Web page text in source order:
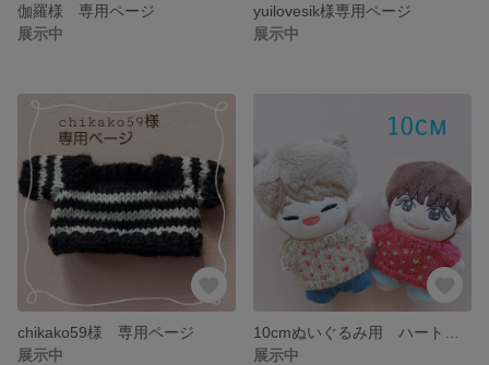
伽羅様 専用ページ
展示中
yuilovesik様専用ページ
展示中
chikako59様 専用ページ
展示中
展示中